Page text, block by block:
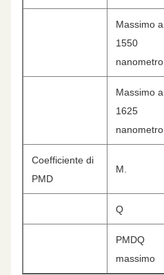
Massimo a
1550
nanometro
Massimo a
1625
nanometro
Coefficiente di
PMD
M.
Q
PMDQ
massimo